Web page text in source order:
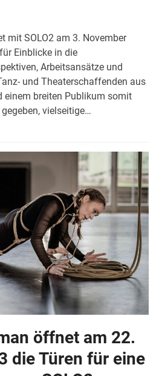
mit SOLO2 am 3. November
Einblicke in die
Arbeitsansätze und
und Theaterschaffenden aus
einem breiten Publikum somit
vielseitige…
öffnet am 22.
die Türen für eine